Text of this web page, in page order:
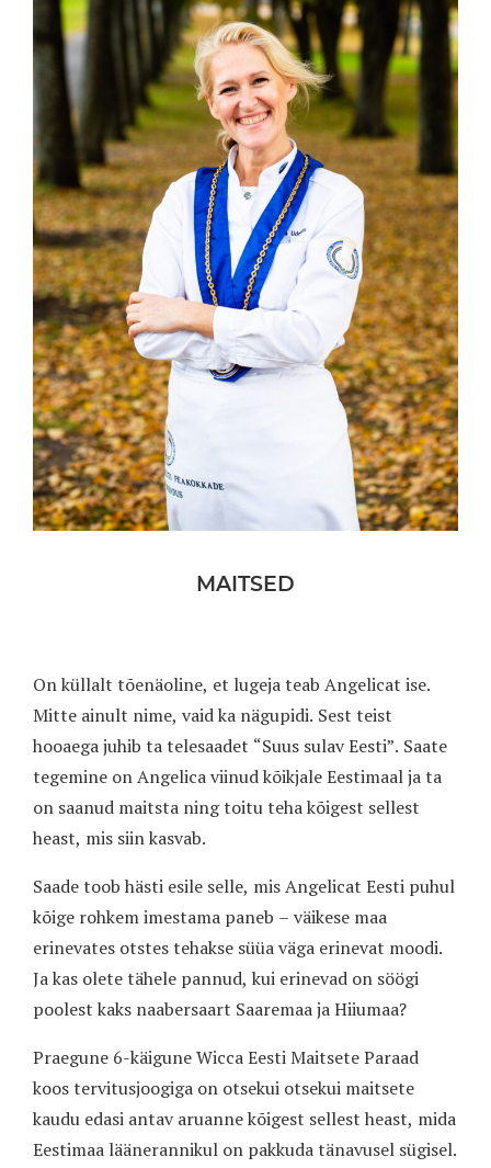
MAITSED
On küllalt tõenäoline, et lugeja teab Angelicat ise.
Mitte ainult nime, vaid ka nägupidi. Sest teist
hooaega juhib ta telesaadet “Suus sulav Eesti”. Saate
tegemine on Angelica viinud kõikjale Eestimaal ja ta
on saanud maitsta ning toitu teha kõigest sellest
heast, mis siin kasvab.
Saade toob hästi esile selle, mis Angelicat Eesti puhul
kõige rohkem imestama paneb – väikese maa
erinevates otstes tehakse süüa väga erinevat moodi.
Ja kas olete tähele pannud, kui erinevad on söögi
poolest kaks naabersaart Saaremaa ja Hiiumaa?
Praegune 6-käigune Wicca Eesti Maitsete Paraad
koos tervitusjoogiga on otsekui otsekui maitsete
kaudu edasi antav aruanne kõigest sellest heast, mida
Eestimaa läänerannikul on pakkuda tänavusel sügisel.